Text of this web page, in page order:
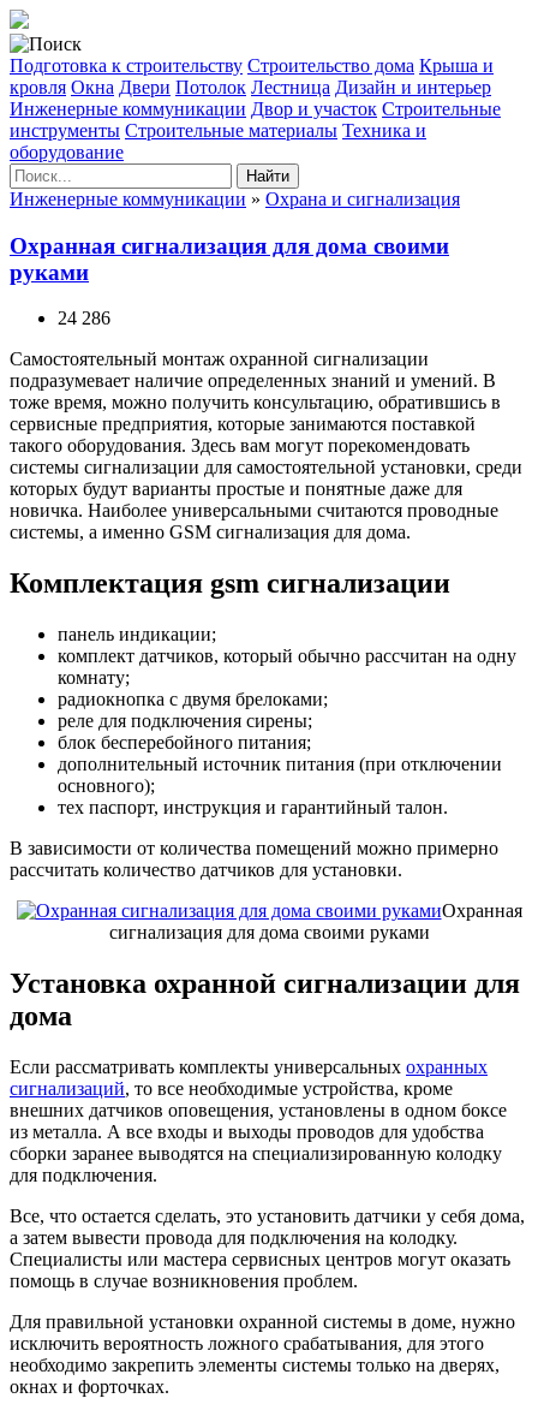
Подготовка к строительству Строительство дома Крыша и
кровля Окна Двери Потолок Лестница Дизайн и интерьер
Инженерные коммуникации Двор и участок Строительные
инструменты Строительные материалы Техника и
оборудование
Найти
Инженерные коммуникации » Охрана и сигнализация
Охранная сигнализация для дома своими
руками
24 286
Самостоятельный монтаж охранной сигнализации
подразумевает наличие определенных знаний и умений. В
тоже время, можно получить консультацию, обратившись в
сервисные предприятия, которые занимаются поставкой
такого оборудования. Здесь вам могут порекомендовать
системы сигнализации для самостоятельной установки, среди
которых будут варианты простые и понятные даже для
новичка. Наиболее универсальными считаются проводные
системы, а именно GSM сигнализация для дома.
Комплектация gsm сигнализации
панель индикации;
комплект датчиков, который обычно рассчитан на одну
комнату;
радиокнопка с двумя брелоками;
реле для подключения сирены;
блок бесперебойного питания;
дополнительный источник питания (при отключении
основного);
тех паспорт, инструкция и гарантийный талон.
В зависимости от количества помещений можно примерно
рассчитать количество датчиков для установки.
Охранная
сигнализация для дома своими руками
Установка охранной сигнализации для
дома
Если рассматривать комплекты универсальных охранных
сигнализаций, то все необходимые устройства, кроме
внешних датчиков оповещения, установлены в одном боксе
из металла. А все входы и выходы проводов для удобства
сборки заранее выводятся на специализированную колодку
для подключения.
Все, что остается сделать, это установить датчики у себя дома,
а затем вывести провода для подключения на колодку.
Специалисты или мастера сервисных центров могут оказать
помощь в случае возникновения проблем.
Для правильной установки охранной системы в доме, нужно
исключить вероятность ложного срабатывания, для этого
необходимо закрепить элементы системы только на дверях,
окнах и форточках.